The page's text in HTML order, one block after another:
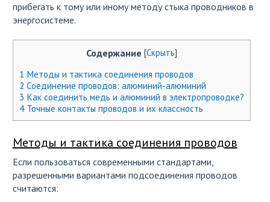
прибегать к тому или иному методу стыка проводников в
энергосистеме.
Содержание [Скрыть]
1 Методы и тактика соединения проводов
2 Соединение проводов: алюминий-алюминий
3 Как соединить медь и алюминий в электропроводке?
4Точные контакты проводов и их классность
Методы и тактика соединения проводов
Если пользоваться современными стандартами,
разрешенными вариантами подсоединения проводов
считаются: